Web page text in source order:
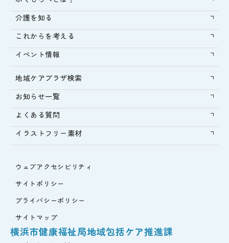
介護を知る
これからを考える
イベント情報
地域ケアプラザ検索
お知らせ一覧
よくある質問
イラストフリー素材
ウェブアクセシビリティ
サイトポリシー
プライバシーポリシー
サイトマップ
横浜市健康福祉局地域包括ケア推進課